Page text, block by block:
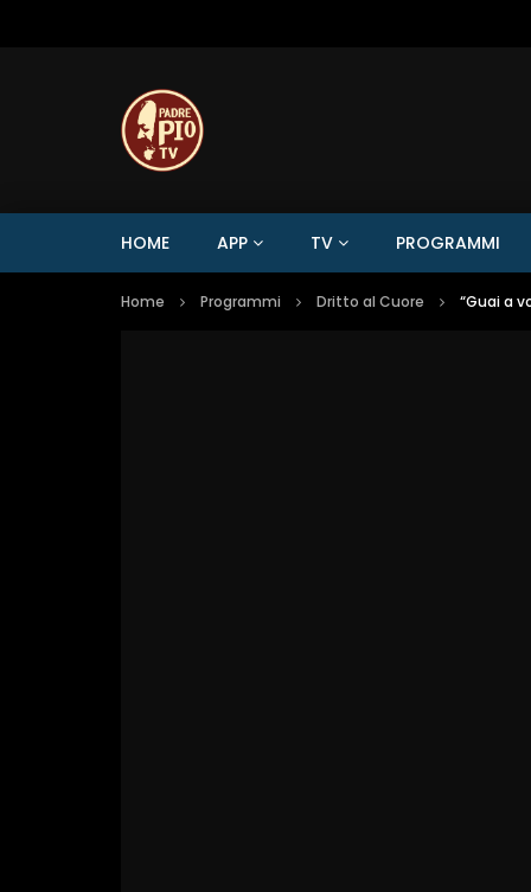
HOME APP TV PROGRAMMI
Home Programmi Dritto al Cuore “Guai a